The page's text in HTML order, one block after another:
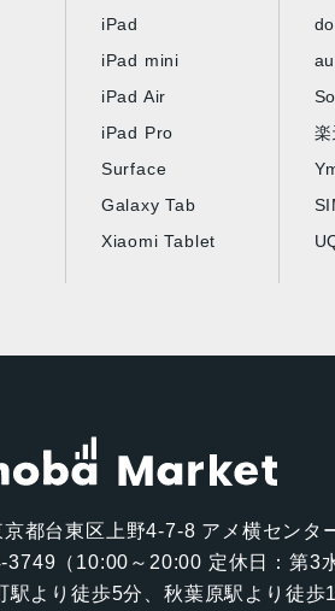
iPad
iPad mini
iPad Air
iPad Pro
Surface
Galaxy Tab
Xiaomi Tablet
au
京都台東区上野4-7-8 アメ横センタ
（10:00～20:00 定休日：第3
駅より徒歩5分、秋葉原駅より徒歩